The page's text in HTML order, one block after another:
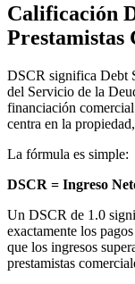
Calificación
Prestamistas
DSCR significa Debt
del Servicio de la
financiación
centra en la
La fórmula es simple:
DSCR = Ingreso
Un DSCR de 1.0
exactamente los
que los ingresos
prestamistas